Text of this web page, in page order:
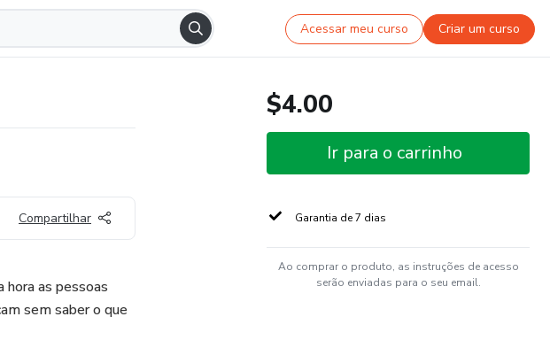
Acessar meu curso Criar um curso
Compartilhar
as pessoas
sem saber o que
$4.00
Ir para o carrinho
Garantia de 7 dias
Ao comprar o produto, as instruções de acesso
serão enviadas para o seu email.